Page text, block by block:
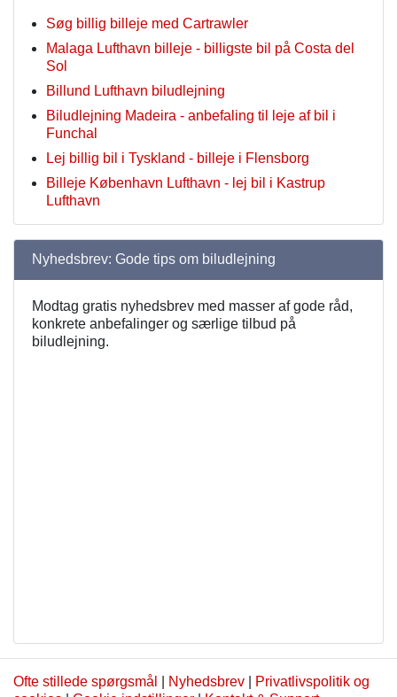
Søg billig billeje med Cartrawler
Malaga Lufthavn billeje - billigste bil på Costa del
Sol
Billund Lufthavn biludlejning
Biludlejning Madeira - anbefaling til leje af bil i
Funchal
Lej billig bil i Tyskland - billeje i Flensborg
Billeje København Lufthavn - lej bil i Kastrup
Lufthavn
Nyhedsbrev: Gode tips om biludlejning
Modtag gratis nyhedsbrev med masser af gode råd,
konkrete anbefalinger og særlige tilbud på
biludlejning.
Ofte stillede spørgsmål Nyhedsbrev
Privatlivspolitik og